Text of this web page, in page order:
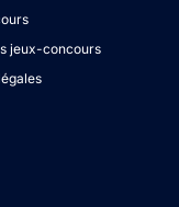
jeux-concours